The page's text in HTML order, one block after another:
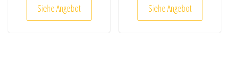
Siehe Angebot Siehe Angebot